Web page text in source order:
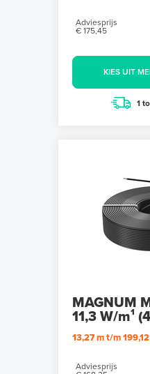
Adviesprijs
€ 175,45
KIES UIT
1
MAGNUM
11,3 W/m¹
13,27 m t/m
Adviesprijs